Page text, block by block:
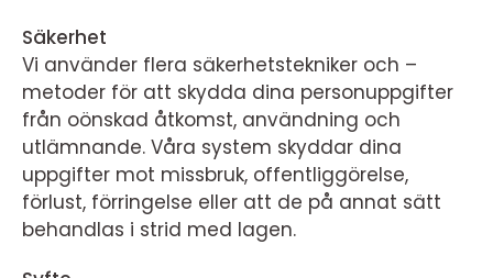
Säkerhet
Vi använder flera säkerhetstekniker och –
metoder för att skydda dina personuppgifter
från oönskad åtkomst, användning och
utlämnande. Våra system skyddar dina
uppgifter mot missbruk, offentliggörelse,
förlust, förringelse eller att de på annat sätt
behandlas i strid med lagen.